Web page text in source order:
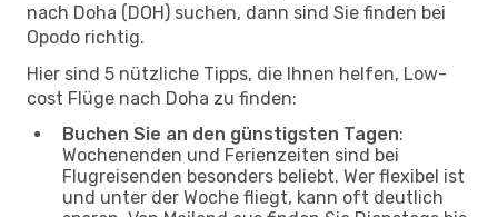
nach Doha (DOH) suchen, dann sind Sie finden bei
Opodo richtig.
Hier sind 5 nützliche Tipps, die Ihnen helfen, Low-
cost Flüge nach Doha zu finden:
Buchen Sie an den günstigsten Tagen:
Wochenenden und Ferienzeiten sind bei
Flugreisenden besonders beliebt. Wer flexibel ist
und unter der Woche fliegt, kann oft deutlich